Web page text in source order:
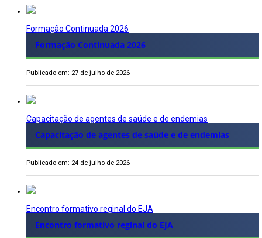
Formação Continuada 2026
Formação Continuada 2026
Publicado em: 27 de julho de 2026
Capacitação de agentes de saúde e de endemias
Capacitação de agentes de saúde e de endemias
Publicado em: 24 de julho de 2026
Encontro formativo reginal do EJA
Encontro formativo reginal do EJA